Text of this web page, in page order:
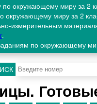
по окружающему миру за 2
окружающему миру за 2
измерительным
.
по окружающему